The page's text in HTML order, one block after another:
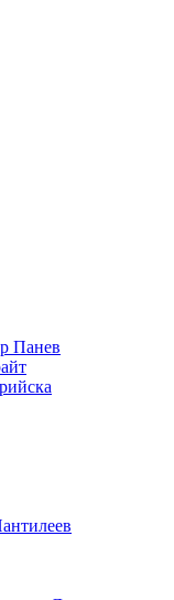
Панев